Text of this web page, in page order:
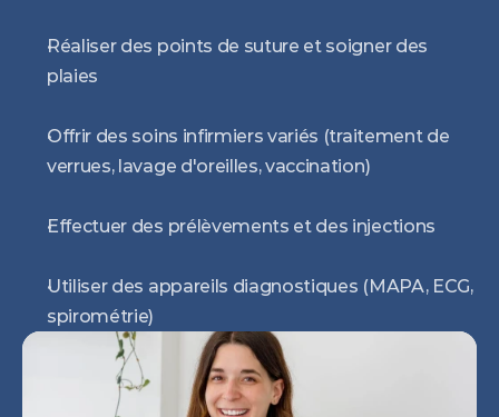
Réaliser des points de suture et soigner des
plaies
Offrir des soins infirmiers variés (traitement de
verrues, lavage d'oreilles, vaccination)
Effectuer des prélèvements et des injections
Utiliser des appareils diagnostiques (MAPA, ECG,
spirométrie)